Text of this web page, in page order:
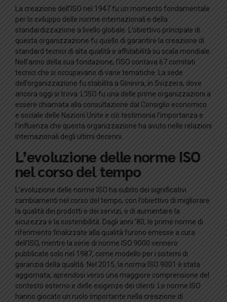
La creazione dell’ISO nel 1947 fu un momento fondamentale
per lo sviluppo delle norme internazionali e della
standardizzazione a livello globale. L’obiettivo principale di
questa organizzazione fu quello di garantire la creazione di
standard tecnici di alta qualità e affidabilità su scala mondiale.
Nell’anno della sua fondazione, l’ISO contava 67 comitati
tecnici che si occupavano di varie tematiche. La sede
dell’organizzazione fu stabilita a Ginevra, in Svizzera, dove
ancora oggi si trova. L’ISO fu una delle prime organizzazioni a
essere chiamata alla consultazione dal Consiglio economico
e sociale delle Nazioni Unite e ciò testimonia l’importanza e
l’influenza che questa organizzazione ha avuto nelle relazioni
internazionali degli ultimi decenni.
L’evoluzione delle norme ISO
nel corso del tempo
L’evoluzione delle norme ISO ha subito dei significativi
cambiamenti nel corso del tempo, con l’obiettivo di migliorare
la qualità dei prodotti e dei servizi, e di aumentare la
sicurezza e la sostenibilità. Dagli anni ’80, le prime norme di
riferimento finalizzate alla qualità furono emesse a cura
dell’ISO, mentre la serie di norme ISO 9000 vennero
pubblicate solo nel 1987, come modello per i sistemi di
garanzia della qualità. Nel 2015, la norma ISO 9001 è stata
aggiornata, aprendosi verso una maggiore comprensione del
contesto esterno e delle esigenze dei clienti. Le norme ISO
hanno giocato un ruolo importante nella creazione di